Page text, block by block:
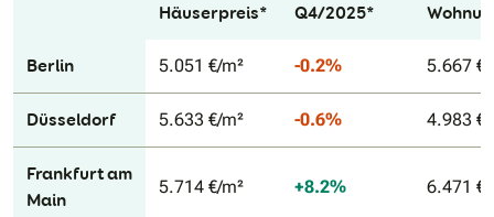
TabellenüberschriftenHäuserpreis*
Q4/2025*
Berlin 5.051 €/m² -0.2% 5.667 €/
Düsseldorf 5.633 €/m² -0.6% 4.983 €/
Frankfurt am
Main
5.714 €/m² +8.2% 6.471 €/